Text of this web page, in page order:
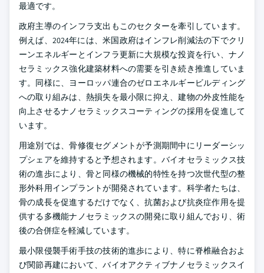
最適です。
政府主導のインフラ支出もこのセクターを牽引しています。
例えば、2024年には、米国政府はインフレ削減法の下でクリ
ーンエネルギーとインフラ更新に大規模な投資を行い、ナノ
セラミックス強化建築材料への需要を引き続き推進していま
す。同様に、ヨーロッパ連合のゼロエネルギービルディング
への取り組みは、熱損失を最小限に抑え、建物の外皮性能を
向上させるナノセラミックスコーティングの採用を促進して
います。
用途別では、骨修復セグメントが予測期間中にリーダーシッ
プシェアを維持すると予想されます。バイオセラミックス技
術の進歩により、骨と同様の機械的特性を持つ次世代型の整
形外科用インプラントが開発されています。科学者たちは、
骨の成長を促進するだけでなく、抗菌および抗炎症作用を提
供する多機能ナノセラミックスの開発に取り組んでおり、術
後の合併症を軽減しています。
最小限侵襲手術手技の技術的進歩により、特に脊椎融合およ
び関節再建において、バイオアクティブナノセラミックスイ